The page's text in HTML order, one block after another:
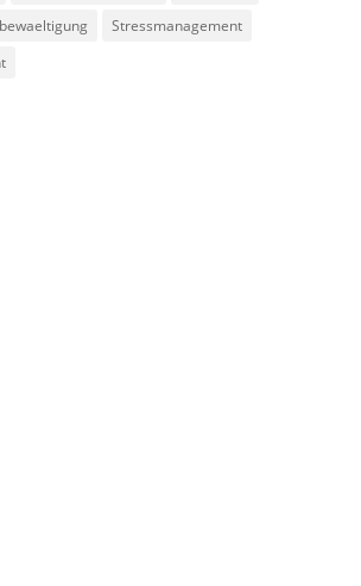
Stressmanagement